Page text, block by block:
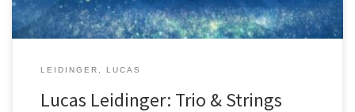
LEIDINGER, LUCAS
Lucas Leidinger: Trio & Strings